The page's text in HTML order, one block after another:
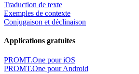
Traduction de texte
Exemples de contexte
Conjugaison et déclinaison
Applications gratuites
PROMT.One pour iOS
PROMT.One pour Android